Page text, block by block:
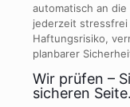
automatisch an
jederzeit stressfrei
Haftungsrisiko,
planbarer
Wir prüfen –
sicheren Seite.